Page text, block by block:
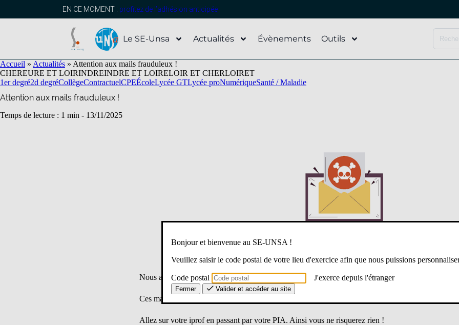
EN CE MOMENT : profitez de l’adhésion anticipée
Le SE-Unsa Actualités Évènements Outils
Accueil » Actualités » Attention aux mails frauduleux !
CHEREURE ET LOIRINDREINDRE ET LOIRELOIR ET CHERLOIRET
1er degré2d degréCollègeContractuelCPEÉcoleLycée GTLycée proNumériqueSanté / Maladie
Attention aux mails frauduleux !
Temps de lecture : 1 min - 13/11/2025
Nous attirons votre vigilance quant aux mails frauduleux reçus sur nos boîtes professionnelles.
Ces mails concernent souvent iprof. Nous vous invitons à ne jamais cliquer sur le lien.
Allez sur votre iprof en passant par votre PIA. Ainsi vous ne risquerez rien !
Bonjour et bienvenue au SE-UNSA !
Veuillez saisir le code postal de votre lieu d'exercice afin que nous puissions
Code postal J'exerce depuis l'étranger
Fermer Valider et accéder au site